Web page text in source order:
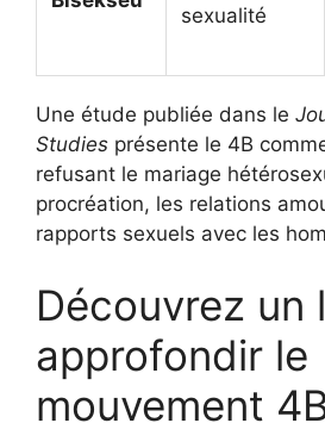
sexualité
Une étude publiée dans le
Studies présente le 4B
refusant le mariage
procréation, les relations
rapports sexuels avec les
Découvrez un
approfondir le
mouvement